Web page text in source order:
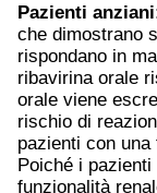
Pazienti
che dimostrano
rispondano in
ribavirina orale
orale viene
rischio di
pazienti con
Poiché i
funzionalità